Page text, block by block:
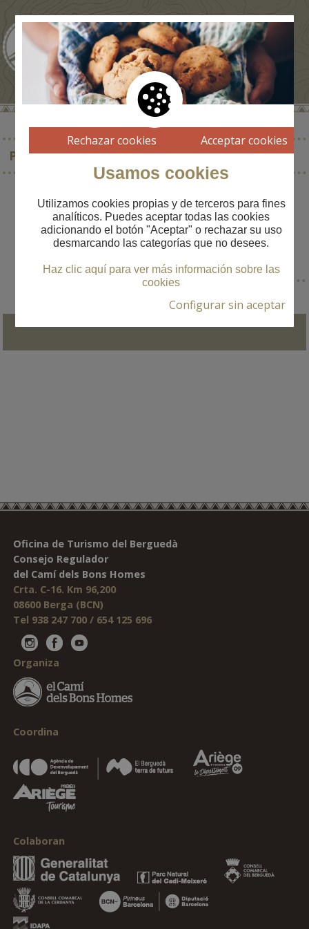
PUIGCERDÀ
POBLACIÓN
Oficina de Turismo del Berguedà
Consejo Regulador
del Camí dels Bons Homes
Crta. C-16. Km 96,200
08600 Berga (BCN)
Tel 938 247 700 / 654 125 696
Organiza
Coordina
Colaboran
Rechazar cookies Acceptar cookies
Usamos cookies
Utilizamos cookies propias y de terceros para fines
analíticos. Puedes aceptar todas las cookies
adicionando el botón "Aceptar" o rechazar su uso
desmarcando las categorías que no desees.
Haz clic aquí para ver más información sobre las
cookies
Configurar sin aceptar